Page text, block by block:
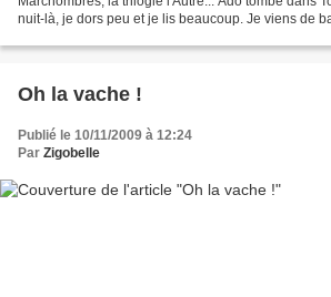
nuit-là, je dors peu et je lis beaucoup. Je viens de
Oh la vache !
Publié le 10/11/2009 à 12:24
Par Zigobelle